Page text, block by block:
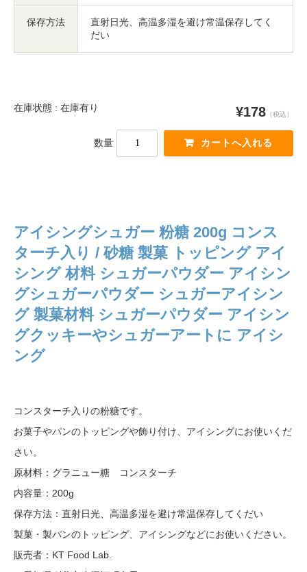
保存方法
直射日光、高温多湿を避け常温保存してく
だい
在庫状態 : 在庫有り ¥178 （税込）
数量
アイシングシュガー 粉糖 200g コンス
ターチ入り / 砂糖 製菓 トッピング アイ
シング 材料 シュガーパウダー アイシン
グシュガーパウダー シュガーアイシン
グ 製菓材料 シュガーパウダー アイシン
グクッキーやシュガーアートに アイシ
ング
コンスターチ入りの粉糖です。
お菓子やパンのトッピングや飾り付け、アイシングにお使いくだ
さい。
原材料：グラニュー糖 コンスターチ
内容量：200g
保存方法：直射日光、高温多湿を避け常温保存してくだい
製菓・製パンのトッピング、アイシングなどにお使いください。
販売者：KT Food Lab.